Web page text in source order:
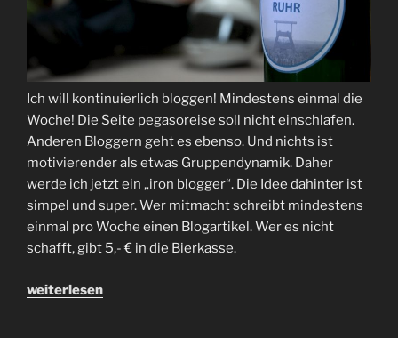
Ich will kontinuierlich bloggen! Mindestens einmal die
Woche! Die Seite pegasoreise soll nicht einschlafen.
Anderen Bloggern geht es ebenso. Und nichts ist
motivierender als etwas Gruppendynamik. Daher
werde ich jetzt ein „iron blogger“. Die Idee dahinter ist
simpel und super. Wer mitmacht schreibt mindestens
einmal pro Woche einen Blogartikel. Wer es nicht
schafft, gibt 5,- € in die Bierkasse.
„I
weiterlesen